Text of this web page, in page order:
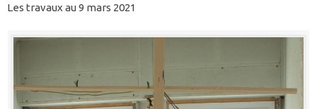
Les travaux au 9 mars 2021